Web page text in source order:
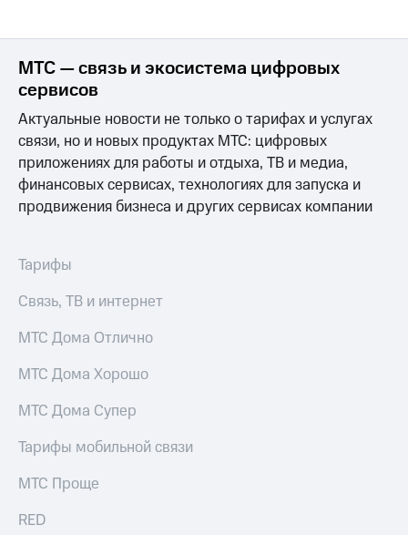
развитие
деловая этика
На главную
МТС — связь и экосистема цифровых
сервисов
Актуальные новости не только о тарифах и услугах
связи, но и новых продуктах МТС: цифровых
приложениях для работы и отдыха, ТВ и медиа,
финансовых сервисах, технологиях для запуска и
продвижения бизнеса и других сервисах компании
Тарифы
Связь, ТВ и интернет
МТС Дома Отлично
МТС Дома Хорошо
МТС Дома Супер
Тарифы мобильной связи
МТС Проще
RED